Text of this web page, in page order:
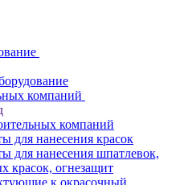
компаний
компаний
для нанесения красок
для нанесения шпатлевок,
красок, огнезащит
к окрасочный